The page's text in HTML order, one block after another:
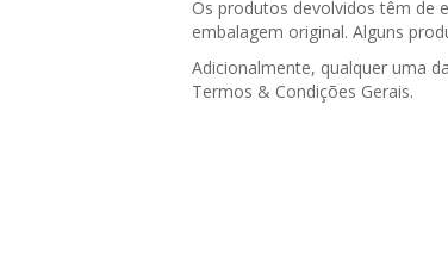
Os produtos devolvidos têm de
embalagem original. Alguns
Adicionalmente, qualquer uma
Termos & Condições Gerais.